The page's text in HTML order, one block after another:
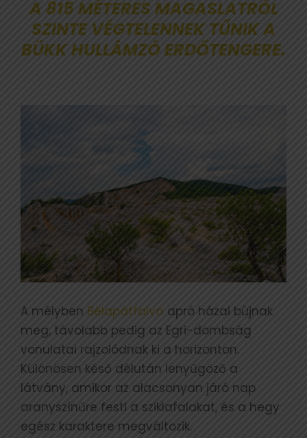
A 815 MÉTERES MAGASLATRÓL
SZINTE VÉGTELENNEK TŰNIK A
BÜKK HULLÁMZÓ ERDŐTENGERE.
A mélyben Bélapátfalva apró házai bújnak
meg, távolabb pedig az Egri-dombság
vonulatai rajzolódnak ki a horizonton.
Különösen késő délután lenyűgöző a
látvány, amikor az alacsonyan járó nap
aranyszínűre festi a sziklafalakat, és a hegy
egész karaktere megváltozik.